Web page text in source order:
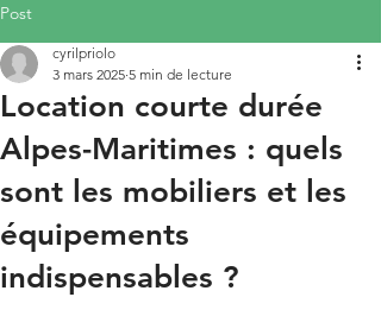
Post
Location courte durée
Alpes-Maritimes : quels
sont les mobiliers et les
équipements
indispensables ?
cyrilpriolo
3 mars 2025 5 min de lecture